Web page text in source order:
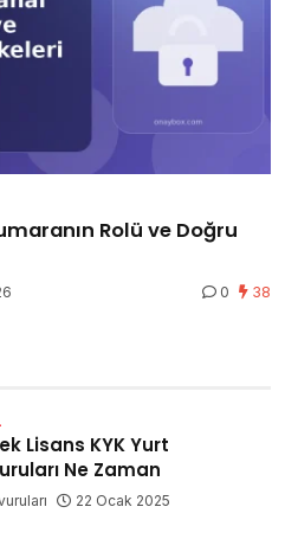
Rolü ve Doğru
0 38
Lisans KYK Yurt
Ne Zaman
22 Ocak 2025